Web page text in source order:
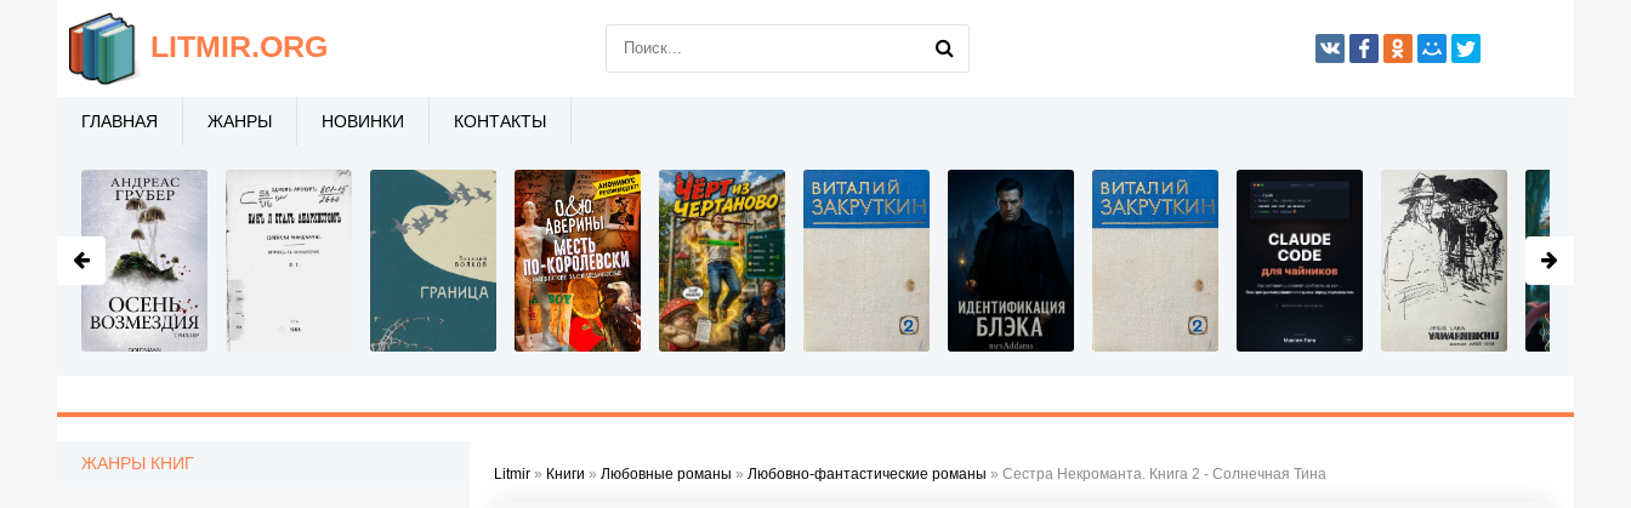
Litmir » Книги » Любовные романы » Любовно-фантастические романы » Сестра Некроманта. Книга 2 - Солнечная Тина
ЖАНРЫ КНИГ
LITMIR.ORG
ГЛАВНАЯ ЖАНРЫ НОВИНКИ КОНТАКТЫ